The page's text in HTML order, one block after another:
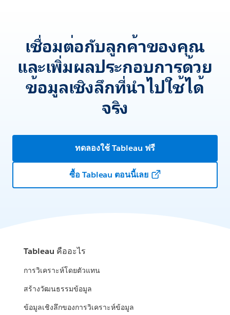
เชื่อมต่อกับลูกค้าของคุณ
และเพิ่มผลประกอบการด้วย
ข้อมูลเชิงลึกที่นำไปใช้ได้
จริง
ทดลองใช้ Tableau ฟรี
ซื้อ Tableau ตอนนี้เลย
Tableau คืออะไร
การวิเคราะห์โดยตัวแทน
สร้างวัฒนธรรมข้อมูล
ข้อมูลเชิงลึกของการวิเคราะห์ข้อมูล